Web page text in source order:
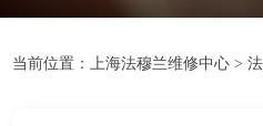
当前位置： 上海法穆兰维修中心 >